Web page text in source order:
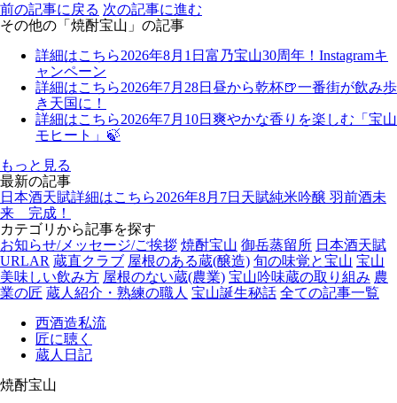
前の記事に戻る 次の記事に進む
その他の「焼酎宝山」の記事
詳細はこちら2026年8月1日 富乃宝山30周年！Instagramキ
ャンペーン
詳細はこちら2026年7月28日 昼から乾杯🍺一番街が飲み歩
き天国に！
詳細はこちら2026年7月10日 爽やかな香りを楽しむ「宝山
モヒート」🍃
もっと見る
最新の記事
日本酒天賦詳細はこちら2026年8月7日 天賦純米吟醸 羽前酒未
来 完成！
カテゴリから記事を探す
お知らせ/メッセージ/ご挨拶 焼酎宝山 御岳蒸留所 日本酒天賦
URLAR 蔵直クラブ 屋根のある蔵(醸造) 旬の味覚と宝山 宝山
美味しい飲み方 屋根のない蔵(農業) 宝山吟味蔵の取り組み 農
業の匠 蔵人紹介・熟練の職人 宝山誕生秘話 全ての記事一覧
西酒造私流
匠に聴く
蔵人日記
焼酎宝山